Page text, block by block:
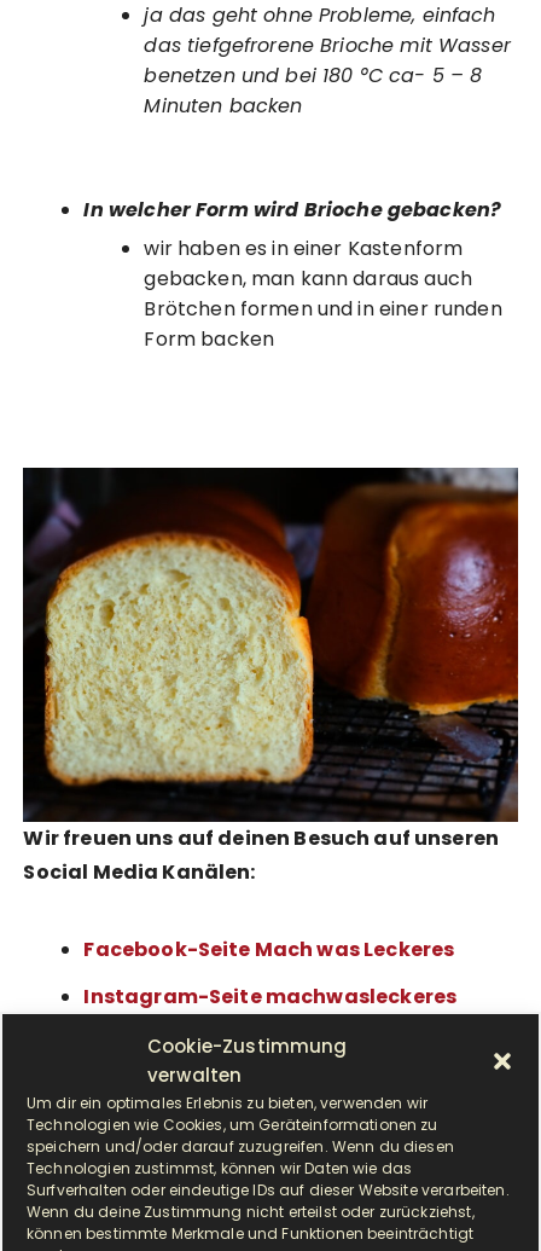
Cookie-Zustimmung
verwalten
Um dir ein optimales Erlebnis zu bieten, verwenden wir
Technologien wie Cookies, um Geräteinformationen zu
speichern und/oder darauf zuzugreifen. Wenn du diesen
Technologien zustimmst, können wir Daten wie das
Surfverhalten oder eindeutige IDs auf dieser Website verarbeiten.
Wenn du deine Zustimmung nicht erteilst oder zurückziehst,
können bestimmte Merkmale und Funktionen beeinträchtigt
ja das geht ohne Probleme, einfach
das tiefgefrorene Brioche mit Wasser
benetzen und bei 180 °C ca- 5 – 8
Minuten backen
In welcher Form wird Brioche gebacken?
wir haben es in einer Kastenform
gebacken, man kann daraus auch
Brötchen formen und in einer runden
Form backen
Wir freuen uns auf deinen Besuch auf unseren
Social Media Kanälen:
Facebook-Seite Mach was Leckeres
Instagram-Seite machwasleckeres
Pinterest-Profil Mach was Leckeres
Tik Tok-Profil machwasleckeres
Unser Whatsapp-Kanal